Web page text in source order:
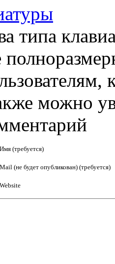
типа
можно
Имя (требуется)
Mail (не будет опубликован) (требуется)
Website